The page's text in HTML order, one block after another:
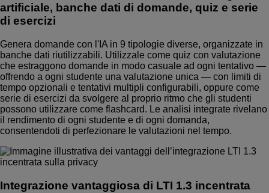
artificiale, banche dati di domande, quiz e serie
di esercizi
Genera domande con l'IA in 9 tipologie diverse, organizzate in
banche dati riutilizzabili. Utilizzale come quiz con valutazione
che estraggono domande in modo casuale ad ogni tentativo —
offrendo a ogni studente una valutazione unica — con limiti di
tempo opzionali e tentativi multipli configurabili, oppure come
serie di esercizi da svolgere al proprio ritmo che gli studenti
possono utilizzare come flashcard. Le analisi integrate rivelano
il rendimento di ogni studente e di ogni domanda,
consentendoti di perfezionare le valutazioni nel tempo.
Integrazione vantaggiosa di LTI 1.3 incentrata